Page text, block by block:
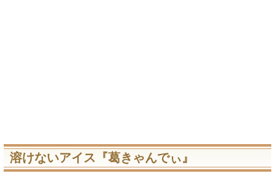
溶けないアイス『葛きゃんでぃ』